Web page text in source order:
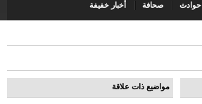
حوادث صحافة أخبار خفيفة
مواضيع ذات علاقة